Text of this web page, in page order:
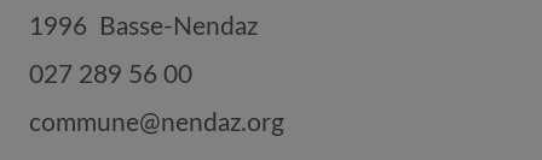
1996
Basse-Nendaz
027 289 56 00
commune@nendaz.org